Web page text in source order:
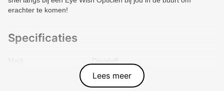
erachter te komen!
Specificaties
Merk
Davidoff
Blauw
Metal
Lees meer